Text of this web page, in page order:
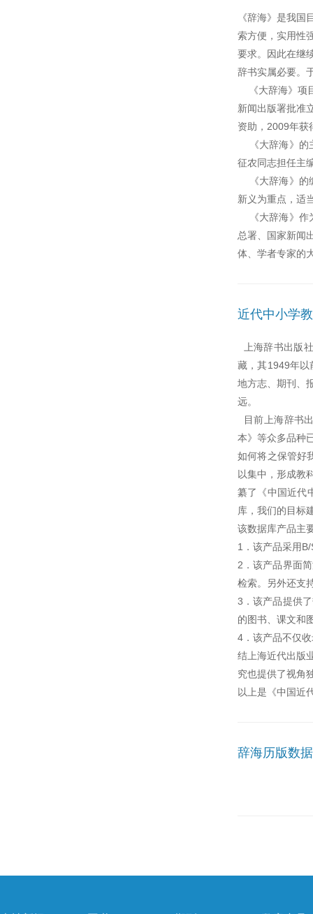
《辞海》是我
索方便，实用性
要求。因此在继
辞书实属必要。
《大辞海》项
新闻出版署批准
资助，2009年获
《大辞海》的
征农同志担任主
《大辞海》的
新义为重点，适
《大辞海》作
总署、国家新闻
体、学者专家的
近代中小学
上海辞书出版
藏，其1949年以
地方志、期刊、
远。
目前上海辞书
本》等众多品种
如何将之保管好
以集中，形成教
纂了《中国近代
库，我们的目标
该数据库产品主
1．该产品采用
2．该产品界面
检索。另外还支
3．该产品提供
的图书、课文和
4．该产品不仅
结上海近代出版
究也提供了视角
以上是《中国近
辞海历版数